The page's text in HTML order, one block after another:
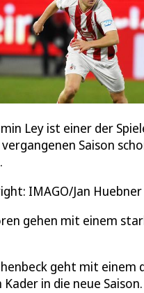
Ley ist einer der
Saison
IMAGO/Jan Huebner
gehen mit einem
geht mit einem
in die neue